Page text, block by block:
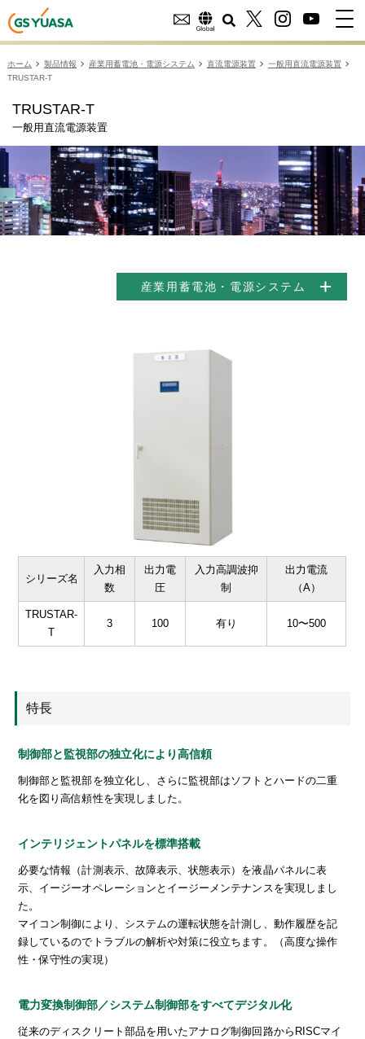
ホーム 製品情報 産業用蓄電池・電源システム 直流電源装置
一般用直流電源装置
TRUSTAR-T
TRUSTAR-T
一般用直流電源装置
産業用蓄電池・電源システム
シリーズ名
入力相
数
出力電
圧
入力高調波抑
制
出力電流
（A）
TRUSTAR-
T
3 100 有り 10〜500
特長
制御部と監視部の独立化により高信頼
制御部と監視部を独立化し、さらに監視部はソフトとハードの二重
化を図り高信頼性を実現しました。
インテリジェントパネルを標準搭載
必要な情報（計測表示、故障表示、状態表示）を液晶パネルに表
示、イージーオペレーションとイージーメンテナンスを実現しまし
た。
マイコン制御により、システムの運転状態を計測し、動作履歴を記
録しているのでトラブルの解析や対策に役立ちます。（高度な操作
性・保守性の実現）
電力変換制御部／システム制御部をすべてデジタル化
従来のディスクリート部品を用いたアナログ制御回路からRISCマイ